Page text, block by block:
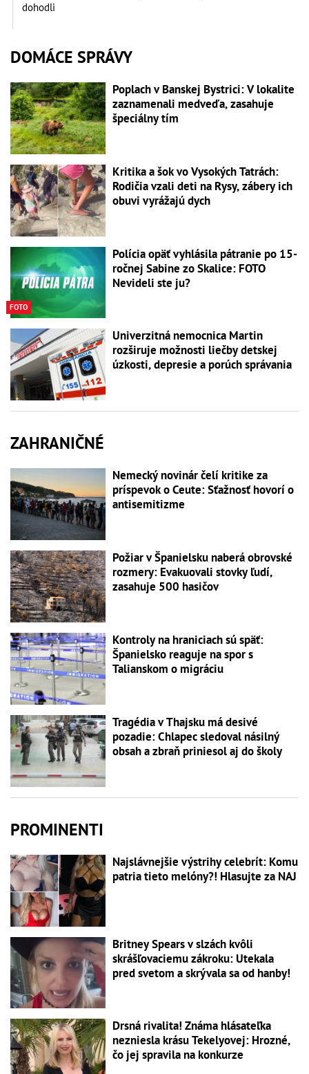
dohodli
DOMÁCE SPRÁVY
Poplach v Banskej Bystrici: V lokalite
zaznamenali medveďa, zasahuje
špeciálny tím
Kritika a šok vo Vysokých Tatrách:
Rodičia vzali deti na Rysy, zábery ich
obuvi vyrážajú dych
FOTO
Polícia opäť vyhlásila pátranie po 15-
ročnej Sabine zo Skalice: FOTO
Nevideli ste ju?
Univerzitná nemocnica Martin
rozširuje možnosti liečby detskej
úzkosti, depresie a porúch správania
ZAHRANIČNÉ
Nemecký novinár čelí kritike za
príspevok o Ceute: Sťažnosť hovorí o
antisemitizme
Požiar v Španielsku naberá obrovské
rozmery: Evakuovali stovky ľudí,
zasahuje 500 hasičov
Kontroly na hraniciach sú späť:
Španielsko reaguje na spor s
Talianskom o migráciu
Tragédia v Thajsku má desivé
pozadie: Chlapec sledoval násilný
obsah a zbraň priniesol aj do školy
PROMINENTI
Najslávnejšie výstrihy celebrít: Komu
patria tieto melóny?! Hlasujte za NAJ
Britney Spears v slzách kvôli
skrášľovaciemu zákroku: Utekala
pred svetom a skrývala sa od hanby!
Drsná rivalita! Známa hlásateľka
nezniesla krásu Tekelyovej: Hrozné,
čo jej spravila na konkurze